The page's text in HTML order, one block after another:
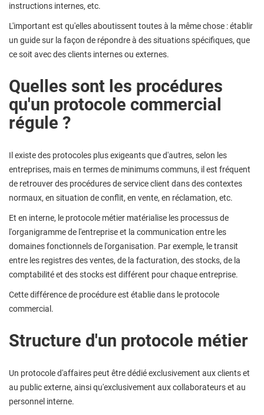
instructions internes, etc.
L'important est qu'elles aboutissent toutes à la même chose : établir
un guide sur la façon de répondre à des situations spécifiques, que
ce soit avec des clients internes ou externes.
Quelles sont les procédures
qu'un protocole commercial
régule ?
Il existe des protocoles plus exigeants que d'autres, selon les
entreprises, mais en termes de minimums communs, il est fréquent
de retrouver des procédures de service client dans des contextes
normaux, en situation de conflit, en vente, en réclamation, etc.
Et en interne, le protocole métier matérialise les processus de
l'organigramme de l'entreprise et la communication entre les
domaines fonctionnels de l'organisation. Par exemple, le transit
entre les registres des ventes, de la facturation, des stocks, de la
comptabilité et des stocks est différent pour chaque entreprise.
Cette différence de procédure est établie dans le protocole
commercial.
Structure d'un protocole métier
Un protocole d'affaires peut être dédié exclusivement aux clients et
au public externe, ainsi qu'exclusivement aux collaborateurs et au
personnel interne.